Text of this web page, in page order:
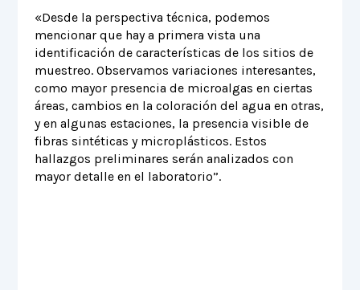
«Desde la perspectiva técnica, podemos
mencionar que hay a primera vista una
identificación de características de los sitios de
muestreo. Observamos variaciones interesantes,
como mayor presencia de microalgas en ciertas
áreas, cambios en la coloración del agua en otras,
y en algunas estaciones, la presencia visible de
fibras sintéticas y microplásticos. Estos
hallazgos preliminares serán analizados con
mayor detalle en el laboratorio”.